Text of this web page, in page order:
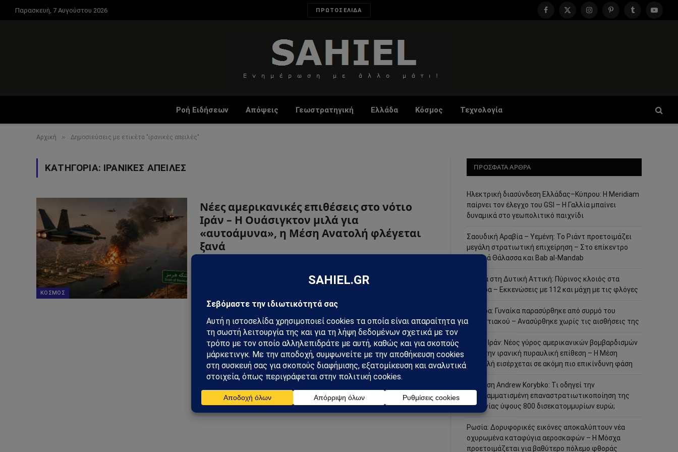
Παρασκευή, 7 Αυγούστου 2026 ΠΡΩΤΟΣΕΛΙΔΑ
Facebook
X
InstagramPinterestTumblr
Ροή Ειδήσεων Απόψεις Γεωστρατηγική Ελλάδα Κόσμος Τεχνολογία
Αρχική » Δημοσιεύσεις με ετικέτα "ιρανικές απειλές"
ΚΑΤΗΓΟΡΊΑ: ΙΡΑΝΙΚΈΣ ΑΠΕΙΛΈΣ
ΚΌΣΜΟΣ
Νέες αμερικανικές επιθέσεις στο νότιο
Ιράν – Η Ουάσιγκτον μιλά για
«αυτοάμυνα», η Μέση Ανατολή φλέγεται
ξανά
Οι ΗΠΑ εξαπέλυσαν νέες επιθέσεις στο νότιο Ιράν επικαλούμενες
κλιμακώνεται επικίνδυνα.
ΠΡΟΣΦΑΤΑ ΑΡΘΡΑ
Ηλεκτρική διασύνδεση Ελλάδας–Κύπρου: Η Meridiam
παίρνει τον έλεγχο του GSI – Η Γαλλία μπαίνει
δυναμικά στο γεωπολιτικό παιχνίδι
Σαουδική Αραβία – Υεμένη: Το Ριάντ προετοιμάζει
μεγάλη στρατιωτική επιχείρηση – Στο επίκεντρο
Ερυθρά Θάλασσα και Bab al-Mandab
Φωτιά στη Δυτική Αττική: Πύρινος κλοιός στα
Μέγαρα – Εκκενώσεις με 112 και μάχη με τις φλόγες
Μέγαρα: Γυναίκα παρασύρθηκε από συρμό του
Προαστιακού – Ανασύρθηκε χωρίς τις αισθήσεις της
ΗΠΑ – Ιράν: Νέος γύρος αμερικανικών βομβαρδισμών
μετά την ιρανική πυραυλική επίθεση – Η Μέση
Ανατολή εισέρχεται σε ακόμη πιο επικίνδυνη φάση
Ανάλυση Andrew Korybko: Τι οδηγεί την
προγραμματισμένη επαναστρατιωτικοποίηση της
Γερμανίας ύψους 800 δισεκατομμυρίων ευρώ;
Ρωσία: Δορυφορικές εικόνες αποκαλύπτουν νέα
οχυρωμένα καταφύγια αεροσκαφών – Η Μόσχα
προετοιμάζεται για βαθύτερο πόλεμο φθοράς